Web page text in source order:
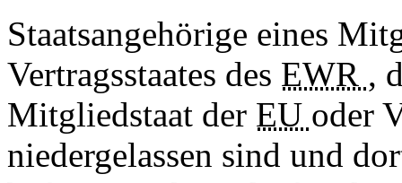
Staatsangehörige eines
Vertragsstaates des EWR ,
Mitgliedstaat der EU oder
niedergelassen sind und